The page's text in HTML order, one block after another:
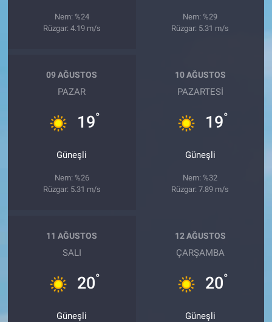
Nem: %24
Rüzgar: 4.19 m/s
Nem: %29
Rüzgar: 5.31 m/s
09 AĞUSTOS
PAZAR
19°
Güneşli
Nem: %26
Rüzgar: 5.31 m/s
10 AĞUSTOS
PAZARTESI
19°
Güneşli
Nem: %32
Rüzgar: 7.89 m/s
11 AĞUSTOS
SALI
20°
Güneşli
12 AĞUSTOS
ÇARŞAMBA
20°
Güneşli